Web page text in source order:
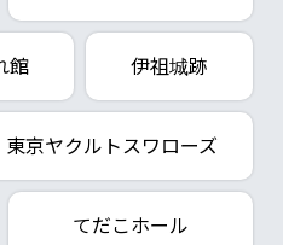
館 伊祖城跡
東京ヤクルトスワローズ
てだこホール